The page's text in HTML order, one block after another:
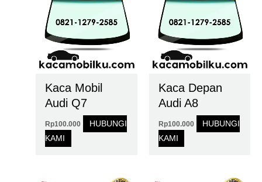
Kaca Mobil
Audi Q7
Rp100.000
HUBUNGI
KAMI
Kaca Depan
Audi A8
Rp100.000
HUBUNGI
KAMI